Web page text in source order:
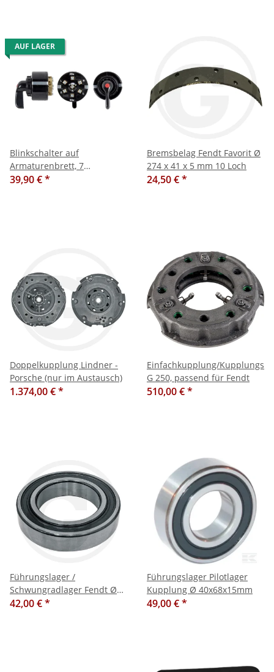
AUF LAGER
Blinkschalter auf
Armaturenbrett, 7
Schraubnaschlüsse mit
39,90 €*
Bremsbelag Fendt Favorit Ø
274 x 41 x 5 mm 10 Loch
24,50 €*
Doppelkupplung Lindner -
Porsche (nur im Austausch)
1.374,00 €*
Einfachkupplung/
G 250, passend für Fendt
510,00 €*
Führungslager /
Schwungradlager Fendt Ø
20x52x15mm
42,00 €*
Führungslager Pilotlager
Kupplung Ø 40x68x15mm
49,00 €*